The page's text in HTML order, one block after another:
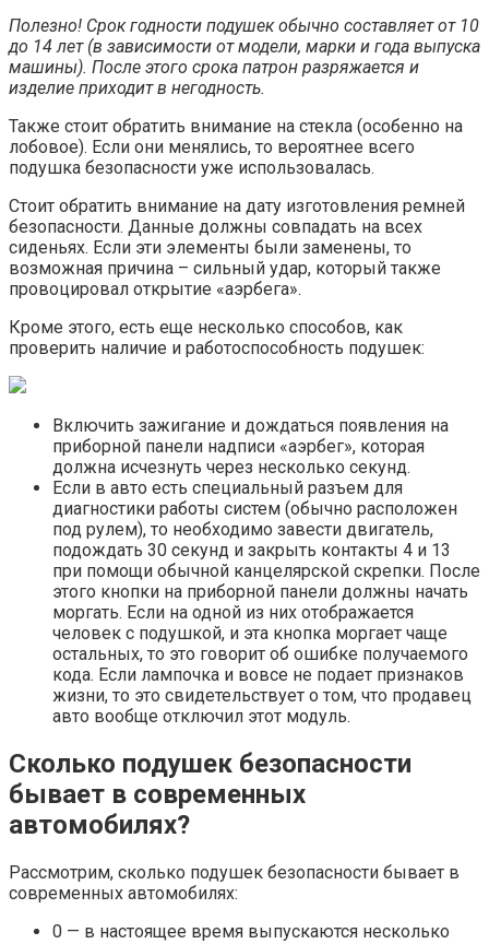
Полезно! Срок годности подушек обычно составляет от 10
до 14 лет (в зависимости от модели, марки и года выпуска
машины). После этого срока патрон разряжается и
изделие приходит в негодность.
Также стоит обратить внимание на стекла (особенно на
лобовое). Если они менялись, то вероятнее всего
подушка безопасности уже использовалась.
Стоит обратить внимание на дату изготовления ремней
безопасности. Данные должны совпадать на всех
сиденьях. Если эти элементы были заменены, то
возможная причина – сильный удар, который также
провоцировал открытие «аэрбега».
Кроме этого, есть еще несколько способов, как
проверить наличие и работоспособность подушек:
Включить зажигание и дождаться появления на
приборной панели надписи «аэрбег», которая
должна исчезнуть через несколько секунд.
Если в авто есть специальный разъем для
диагностики работы систем (обычно расположен
под рулем), то необходимо завести двигатель,
подождать 30 секунд и закрыть контакты 4 и 13
при помощи обычной канцелярской скрепки. После
этого кнопки на приборной панели должны начать
моргать. Если на одной из них отображается
человек с подушкой, и эта кнопка моргает чаще
остальных, то это говорит об ошибке получаемого
кода. Если лампочка и вовсе не подает признаков
жизни, то это свидетельствует о том, что продавец
авто вообще отключил этот модуль.
Сколько подушек безопасности
бывает в современных
автомобилях?
Рассмотрим, сколько подушек безопасности бывает в
современных автомобилях:
0 — в настоящее время выпускаются несколько